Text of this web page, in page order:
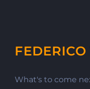
What's to come